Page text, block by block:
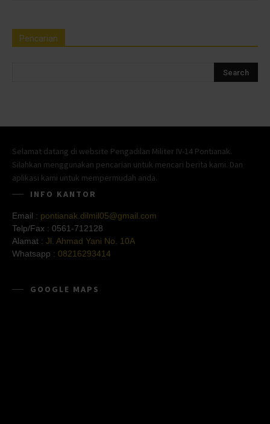
Pencarian
Selamat datang di website Pengadilan Militer IV-14 Pontianak.
Silahkan menggunakan pencarian untuk mencari berita kami. Dan
aplikasi kami untuk mempermudah anda.
INFO KANTOR
Email : pontianak.dilmil05@gmail.com
Telp/Fax : 0561-712128
Alamat : Jl. Ahmad Yani No. 10A
Whatsapp : 08216293414
GOOGLE MAPS